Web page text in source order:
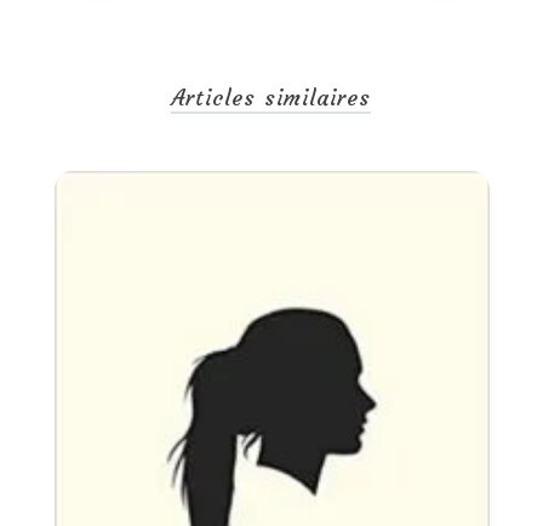
Articles similaires